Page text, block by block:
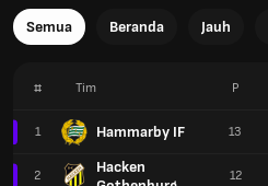
Semua Beranda Jauh
# Tim
1 Hammarby IF
2
Hacken
P
13
12